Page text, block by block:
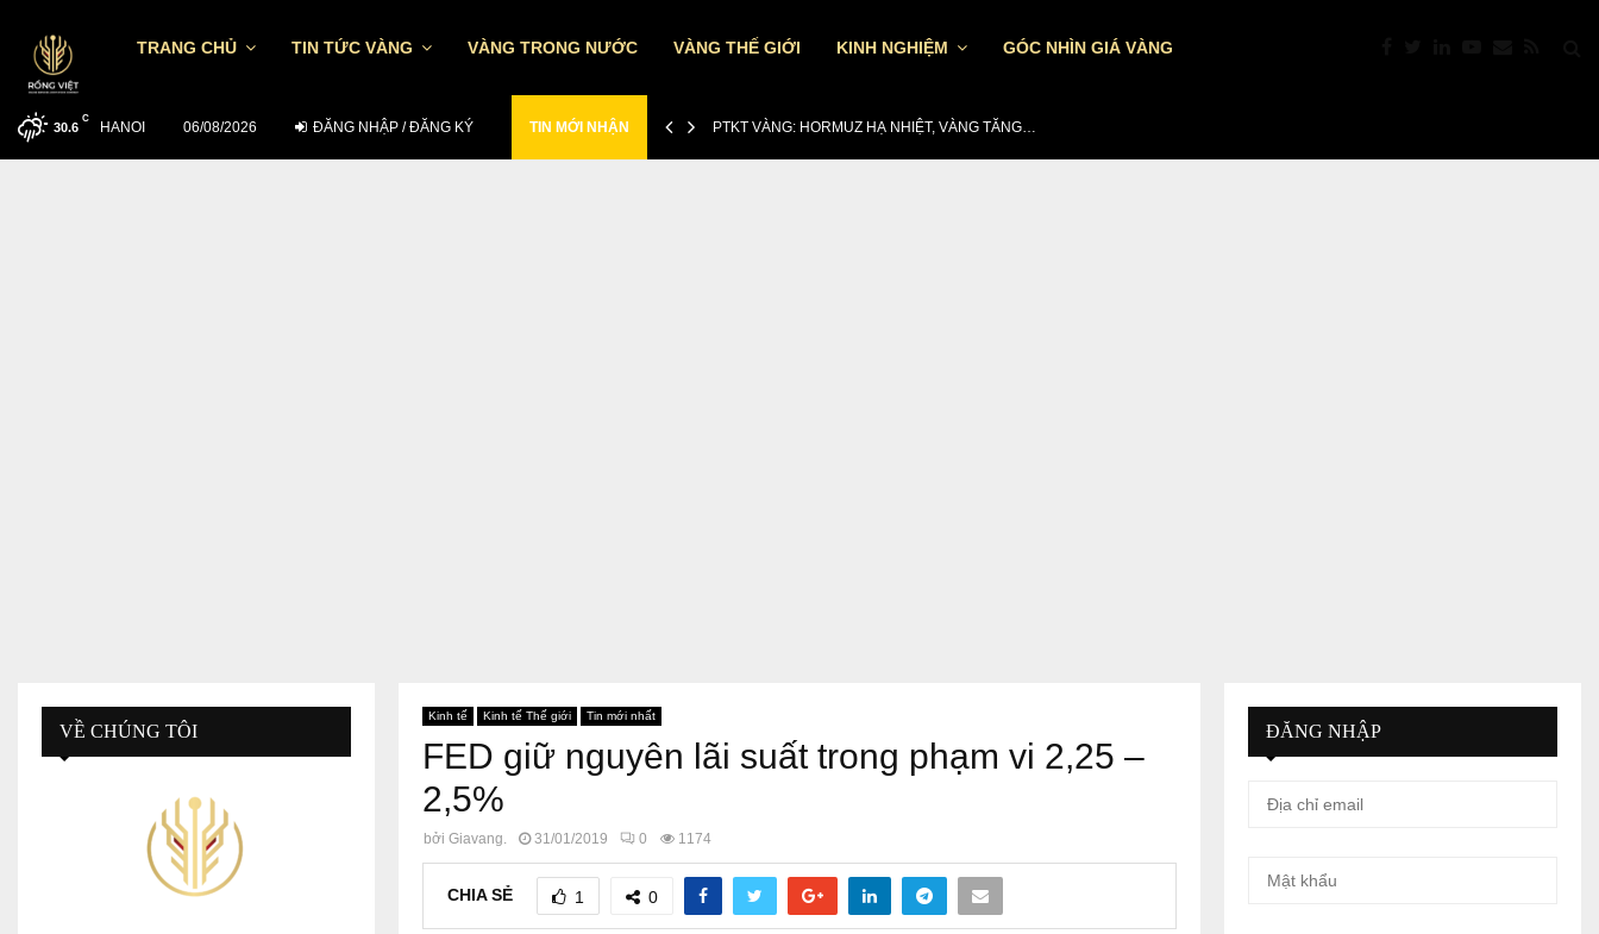
TRANG CHỦ TIN TỨC VÀNG VÀNG TRONG NƯỚC VÀNG THẾ GIỚI KINH NGHIỆM GÓC NHÌN GIÁ VÀNG
30.6
C
HANOI 06/08/2026 ĐĂNG NHẬP / ĐĂNG KÝ TIN MỚI NHẬN
TỶ GIÁ USD/VND NGÀY 5/8: CÁC NHTM… PTKT VÀNG: HORMUZ HẠ NHIỆT, VÀNG TĂNG…
Kinh tế Kinh tế Thế giới Tin mới nhất
FED giữ nguyên lãi suất trong phạm vi 2,25 –
2,5%
bởi Giavang. 31/01/2019 0 1174
CHIA SẺ 1 0
VỀ CHÚNG TÔI ĐĂNG NHẬP